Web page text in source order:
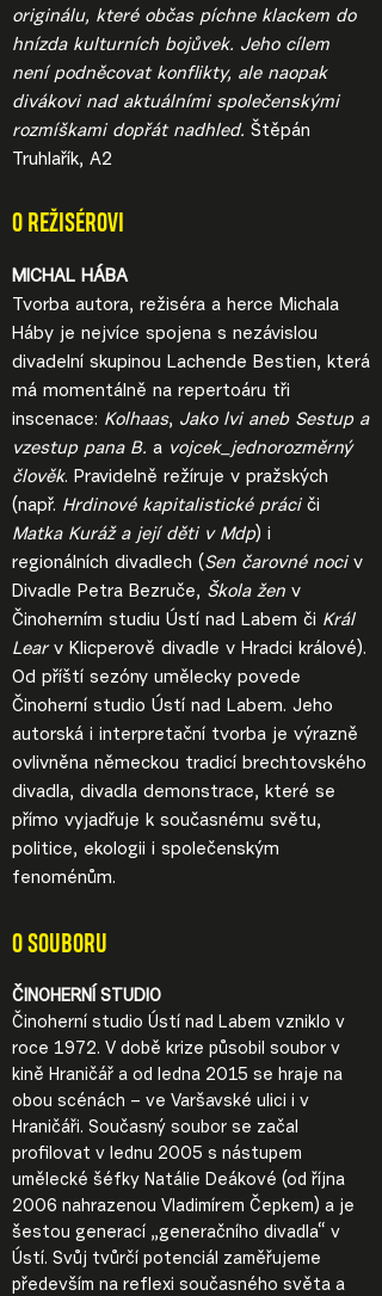
originálu, které občas píchne klackem do
hnízda kulturních bojůvek. Jeho cílem
není podněcovat konflikty, ale naopak
divákovi nad aktuálními společenskými
rozmíškami dopřát nadhled. Štěpán
Truhlařík, A2
O REŽISÉROVI
MICHAL HÁBA
Tvorba autora, režiséra a herce Michala
Háby je nejvíce spojena s nezávislou
divadelní skupinou Lachende Bestien, která
má momentálně na repertoáru tři
inscenace: Kolhaas, Jako lvi aneb Sestup a
vzestup pana B. a vojcek_jednorozměrný
člověk. Pravidelně režíruje v pražských
(např. Hrdinové kapitalistické práci či
Matka Kuráž a její děti v Mdp) i
regionálních divadlech (Sen čarovné nociv
Divadle Petra Bezruče, Škola žen v
Činoherním studiu Ústí nad Labem či Král
Learv Klicperově divadle v Hradci králové).
Od příští sezóny umělecky povede
Činoherní studio Ústí nad Labem. Jeho
autorská i interpretační tvorba je výrazně
ovlivněna německou tradicí brechtovského
divadla, divadla demonstrace, které se
přímo vyjadřuje k současnému světu,
politice, ekologii i společenským
fenoménům.
O SOUBORU
ČINOHERNÍ STUDIO
Činoherní studio Ústí nad Labem vzniklo v
roce 1972. V době krize působil soubor v
kině Hraničář a od ledna 2015 se hraje na
obou scénách – ve Varšavské ulici i v
Hraničáři. Současný soubor se začal
profilovat v lednu 2005 s nástupem
umělecké šéfky Natálie Deákové (od října
2006 nahrazenou Vladimírem Čepkem) a je
šestou generací „generačního divadla“ v
Ústí. Svůj tvůrčí potenciál zaměřujeme
především na reflexi současného světa a